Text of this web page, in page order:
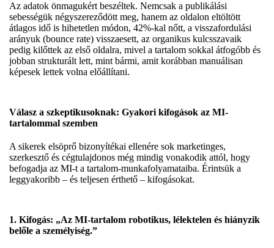
Az adatok önmagukért beszéltek. Nemcsak a publikálási
sebességük négyszereződött meg, hanem az oldalon eltöltött
átlagos idő is hihetetlen módon, 42%-kal nőtt, a visszafordulási
arányuk (bounce rate) visszaesett, az organikus kulcsszavaik
pedig kilőttek az első oldalra, mivel a tartalom sokkal átfogóbb és
jobban strukturált lett, mint bármi, amit korábban manuálisan
képesek lettek volna előállítani.
Válasz a szkeptikusoknak: Gyakori kifogások az MI-
tartalommal szemben
A sikerek elsöprő bizonyítékai ellenére sok marketinges,
szerkesztő és cégtulajdonos még mindig vonakodik attól, hogy
befogadja az MI-t a tartalom-munkafolyamataiba. Érintsük a
leggyakoribb – és teljesen érthető – kifogásokat.
1. Kifogás: „Az MI-tartalom robotikus, lélektelen és hiányzik
belőle a személyiség.”